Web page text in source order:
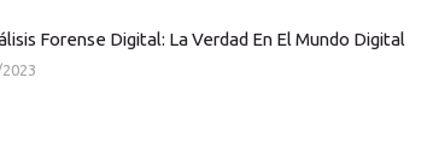
Forense Digital: La Verdad En El Mundo Digital